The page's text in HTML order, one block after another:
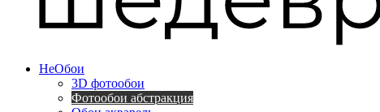
НеОбои
3D фотообои
Фотообои абстракция